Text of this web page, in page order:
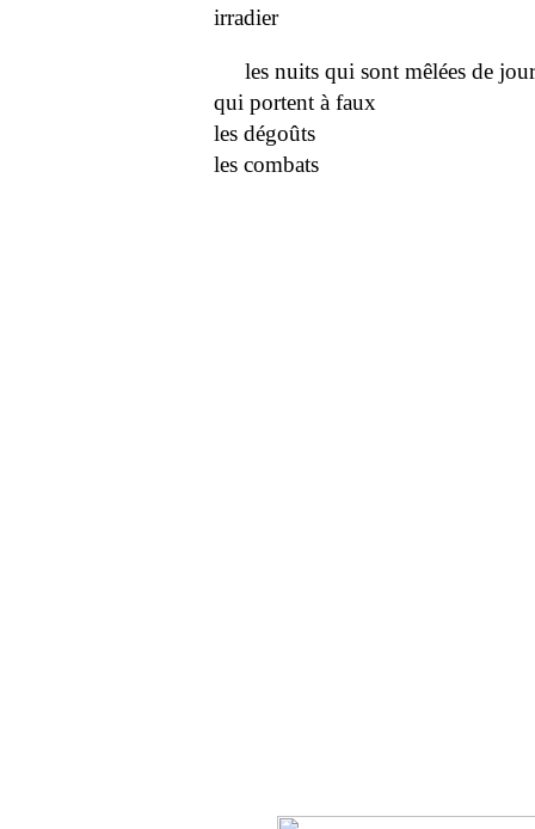
irradier
les nuits qui sont mêlées de
qui portent à faux
les dégoûts
les combats